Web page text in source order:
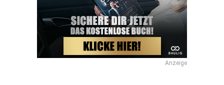
Anzeige